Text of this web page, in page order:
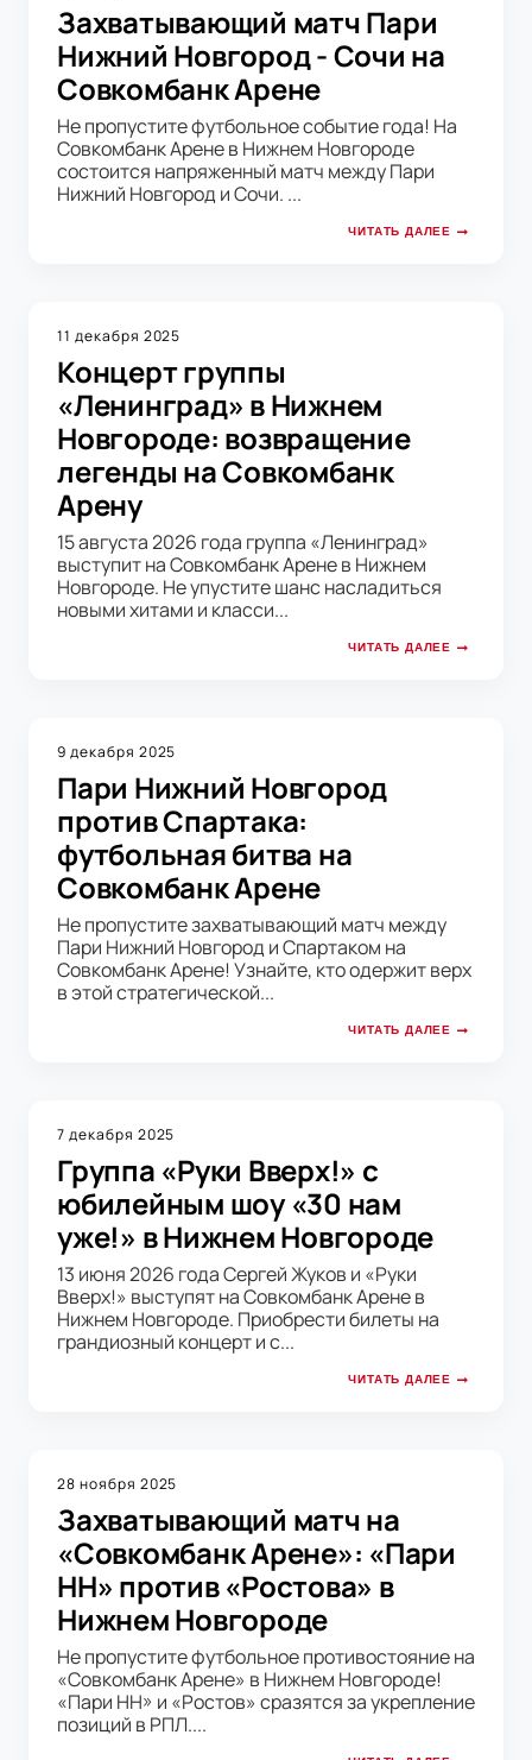
Захватывающий матч Пари
Нижний Новгород - Сочи на
Совкомбанк Арене
Не пропустите футбольное событие года! На
Совкомбанк Арене в Нижнем Новгороде
состоится напряженный матч между Пари
Нижний Новгород и Сочи. ...
ЧИТАТЬ ДАЛЕЕ
11 декабря 2025
Концерт группы
«Ленинград» в Нижнем
Новгороде: возвращение
легенды на Совкомбанк
Арену
15 августа 2026 года группа «Ленинград»
выступит на Совкомбанк Арене в Нижнем
Новгороде. Не упустите шанс насладиться
новыми хитами и класси...
ЧИТАТЬ ДАЛЕЕ
9 декабря 2025
Пари Нижний Новгород
против Спартака:
футбольная битва на
Совкомбанк Арене
Не пропустите захватывающий матч между
Пари Нижний Новгород и Спартаком на
Совкомбанк Арене! Узнайте, кто одержит верх
в этой стратегической...
ЧИТАТЬ ДАЛЕЕ
7 декабря 2025
Группа «Руки Вверх!» с
юбилейным шоу «30 нам
уже!» в Нижнем Новгороде
13 июня 2026 года Сергей Жуков и «Руки
Вверх!» выступят на Совкомбанк Арене в
Нижнем Новгороде. Приобрести билеты на
грандиозный концерт и с...
ЧИТАТЬ ДАЛЕЕ
28 ноября 2025
Захватывающий матч на
«Совкомбанк Арене»: «Пари
НН» против «Ростова» в
Нижнем Новгороде
Не пропустите футбольное противостояние на
«Совкомбанк Арене» в Нижнем Новгороде!
«Пари НН» и «Ростов» сразятся за укрепление
позиций в РПЛ....